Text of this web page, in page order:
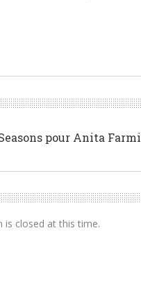
pour Anita
closed at this time.